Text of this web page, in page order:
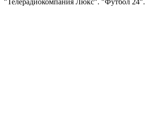
"Телерадиокомпания Люкс". "Футбол 24".